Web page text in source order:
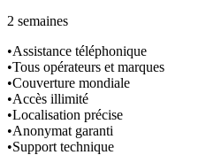
2 semaines
•Assistance téléphonique
•Tous opérateurs et marques
•Couverture mondiale
•Accès illimité
•Localisation précise
•Anonymat garanti
•Support technique